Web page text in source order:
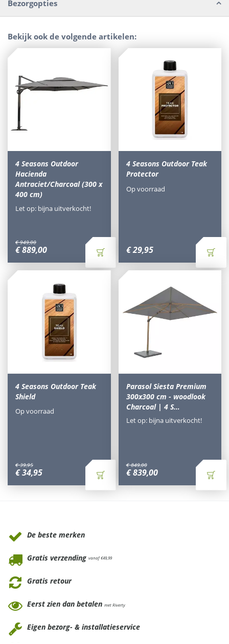
Bezorgopties
Bekijk ook de volgende artikelen:
4 Seasons Outdoor
Hacienda
Antraciet/Charcoal (300 x
400 cm)
€ 949,00
€889,00
Let op: bijna uitverkocht!
4 Seasons Outdoor Teak
Protector
€29,95
Op voorraad
4 Seasons Outdoor Teak
Shield
€ 39,95
€34,95
Op voorraad
Parasol Siesta Premium
300x300 cm - woodlook
Charcoal | 4 S…
€ 849,00
€ 839,00
Let op: bijna uitverkocht!
De beste merken
Gratis verzending vanaf €49,99
Gratis retour
Eerst zien dan betalen met Riverty
Eigen bezorg- & installatieservice